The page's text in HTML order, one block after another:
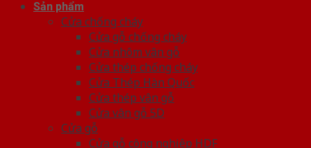
Sản phẩm
Cửa chống cháy
Cửa gỗ chống cháy
Cửa nhôm vân gỗ
Cửa thép chống cháy
Cửa Thép Hàn Quốc
Cửa thép vân gỗ
Cửa vân gỗ 5D
Cửa gỗ
Cửa gỗ công nghiệp HDF